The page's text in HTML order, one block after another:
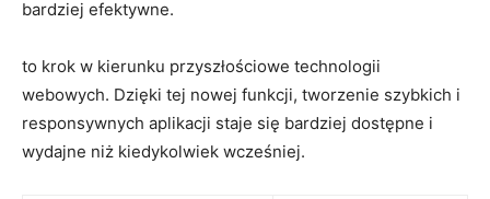
bardziej ⁣efektywne.
to krok w kierunku przyszłościowe technologii
webowych. Dzięki ⁣tej⁣ nowej funkcji, tworzenie szybkich i​
responsywnych aplikacji‍ staje się bardziej⁢ dostępne i
wydajne niż ‌kiedykolwiek⁣ wcześniej.